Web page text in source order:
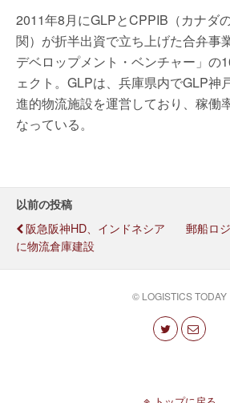
2011年8月にGLPとCPPIB（カナダ
関）が折半出資で立ち上げた合弁事
デベロップメント・ベンチャー」の
ェクト。GLPは、兵庫県内でGLP神
進的物流施設を運営しており、稼働
なっている。
以前の投稿
阪急阪神HD、インドネシア
に物流倉庫建設
郵船ロ
© LOGISTICS TODAY